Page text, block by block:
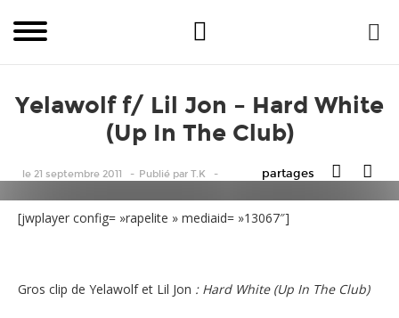
Yelawolf f/ Lil Jon – Hard White
(Up In The Club)
le 21 septembre 2011 Publié par T.K partages
[jwplayer config= »rapelite » mediaid= »13067″]
Gros clip de Yelawolf et Lil Jon : Hard White (Up In The Club)